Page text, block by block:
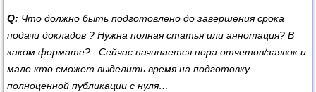
Q: Что должно быть подготовлено до завершения срока
подачи докладов ? Нужна полная статья или аннотация? В
каком формате?.. Сейчас начинается пора отчетов/заявок и
мало кто сможет выделить время на подготовку
полноценной публикации с нуля…